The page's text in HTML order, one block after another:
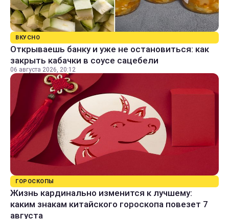
ВКУСНО
Открываешь банку и уже не остановиться: как
закрыть кабачки в соусе сацебели
06 августа 2026, 20:12
ГОРОСКОПЫ
Жизнь кардинально изменится к лучшему:
каким знакам китайского гороскопа повезет 7
августа